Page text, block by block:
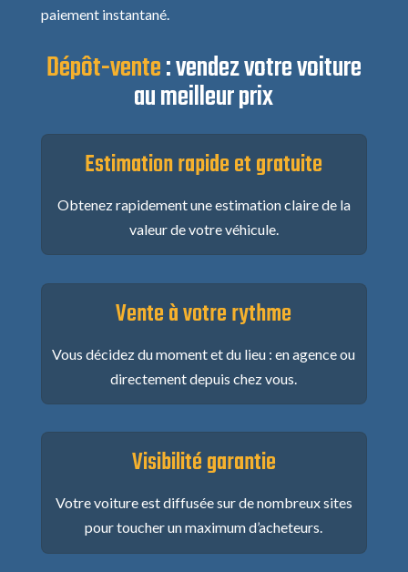
paiement instantané.
Dépôt-vente:vendez votre voiture
au meilleur prix
Estimation rapide et gratuite
Obtenez rapidement une estimation claire de la
valeur de votre véhicule.
Vente à votre rythme
Vous décidez du moment et du lieu : en agence ou
directement depuis chez vous.
Visibilité garantie
Votre voiture est diffusée sur de nombreux sites
pour toucher un maximum d’acheteurs.